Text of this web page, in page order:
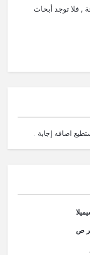
, فلا توجد أبحاث
اضافه إجابة .
ص